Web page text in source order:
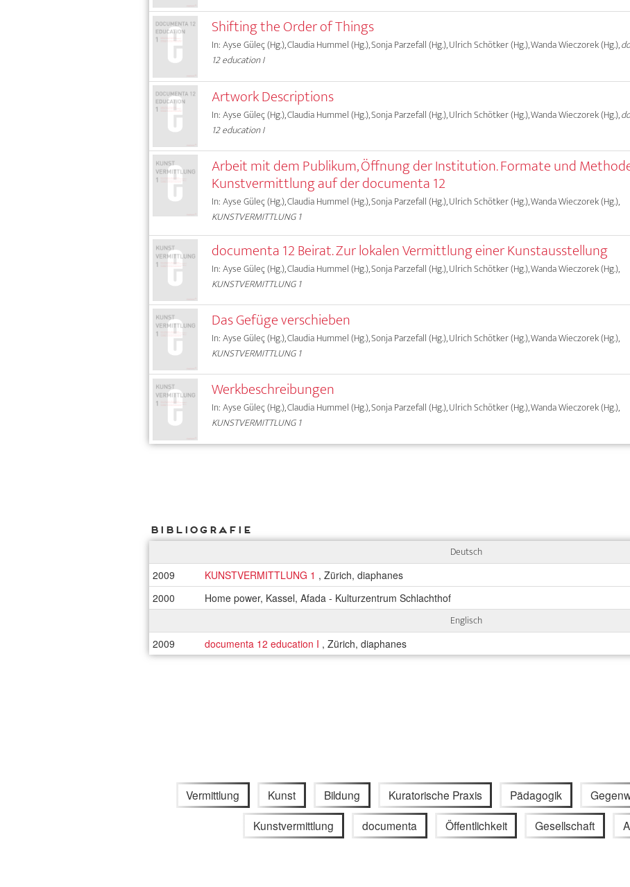
Shifting the Order of Things
In: Ayse Güleç (Hg.), Claudia Hummel (Hg.), Sonja Parzefall (Hg.), Ulrich Schötker (Hg.), Wanda Wieczorek (Hg.),
12 education I
Artwork Descriptions
In: Ayse Güleç (Hg.), Claudia Hummel (Hg.), Sonja Parzefall (Hg.), Ulrich Schötker (Hg.), Wanda Wieczorek (Hg.),
12 education I
Arbeit mit dem Publikum, Öffnung der Institution. Formate und
Kunstvermittlung auf der documenta 12
In: Ayse Güleç (Hg.), Claudia Hummel (Hg.), Sonja Parzefall (Hg.), Ulrich Schötker (Hg.), Wanda Wieczorek (Hg.),
KUNSTVERMITTLUNG 1
documenta 12 Beirat. Zur lokalen Vermittlung einer Kunstausstellung
In: Ayse Güleç (Hg.), Claudia Hummel (Hg.), Sonja Parzefall (Hg.), Ulrich Schötker (Hg.), Wanda Wieczorek (Hg.),
KUNSTVERMITTLUNG 1
Das Gefüge verschieben
In: Ayse Güleç (Hg.), Claudia Hummel (Hg.), Sonja Parzefall (Hg.), Ulrich Schötker (Hg.), Wanda Wieczorek (Hg.),
KUNSTVERMITTLUNG 1
Werkbeschreibungen
In: Ayse Güleç (Hg.), Claudia Hummel (Hg.), Sonja Parzefall (Hg.), Ulrich Schötker (Hg.), Wanda Wieczorek (Hg.),
KUNSTVERMITTLUNG 1
Bibliografie
Deutsch
2009 KUNSTVERMITTLUNG 1 , Zürich, diaphanes
2000
Home power, Kassel, Afada - Kulturzentrum Schlachthof
Englisch
2009 documenta 12 education I , Zürich, diaphanes
Vermittlung Kunst Bildung Kuratorische Praxis Pädagogik
Kunstvermittlung documenta Öffentlichkeit Gesellschaft